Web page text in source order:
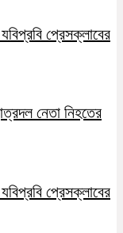
প্রেসক্লাবের
নেতা নিহতের
প্রেসক্লাবের